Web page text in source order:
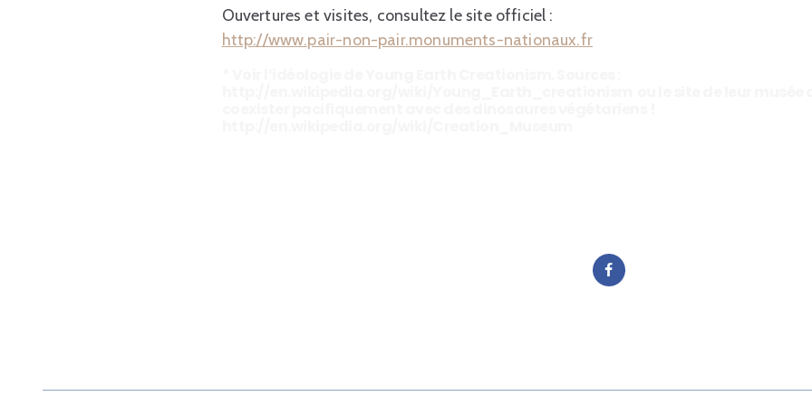
Ouvertures et visites, consultez le site officiel :
http://www.pair-non-pair.monuments-nationaux.fr